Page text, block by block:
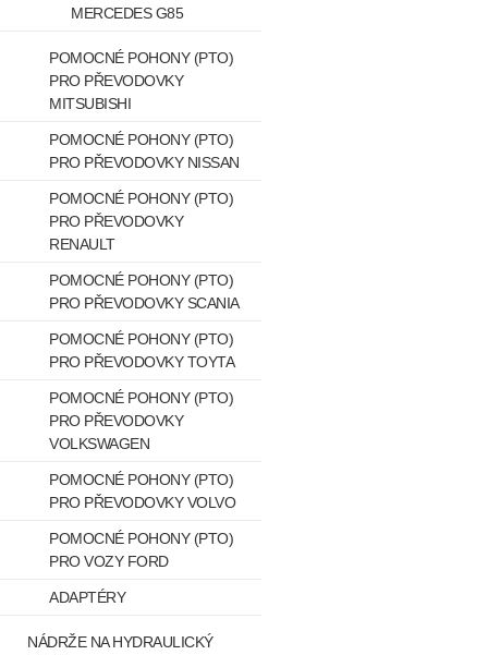
MERCEDES G85
POMOCNÉ POHONY (PTO)
PRO PŘEVODOVKY
MITSUBISHI
POMOCNÉ POHONY (PTO)
PRO PŘEVODOVKY NISSAN
POMOCNÉ POHONY (PTO)
PRO PŘEVODOVKY
RENAULT
POMOCNÉ POHONY (PTO)
PRO PŘEVODOVKY SCANIA
POMOCNÉ POHONY (PTO)
PRO PŘEVODOVKY TOYTA
POMOCNÉ POHONY (PTO)
PRO PŘEVODOVKY
VOLKSWAGEN
POMOCNÉ POHONY (PTO)
PRO PŘEVODOVKY VOLVO
POMOCNÉ POHONY (PTO)
PRO VOZY FORD
ADAPTÉRY
NÁDRŽE NA HYDRAULICKÝ